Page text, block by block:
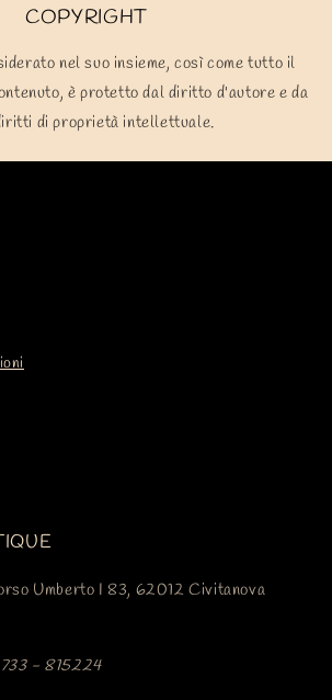
COPYRIGHT
nel suo insieme, così come tutto il
è protetto dal diritto d'autore e da
di proprietà intellettuale.
Umberto I 83, 62012 Civitanova
- 815224